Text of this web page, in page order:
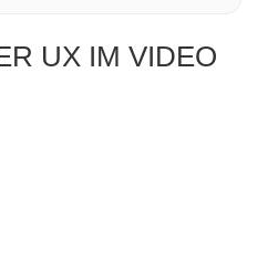
UX IM VIDEO